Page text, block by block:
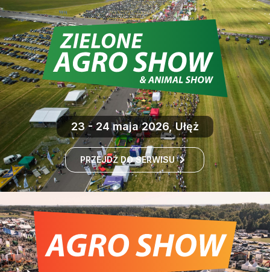
23 - 24 maja 2026, Ułęż
PRZEJDŹ DO SERWISU